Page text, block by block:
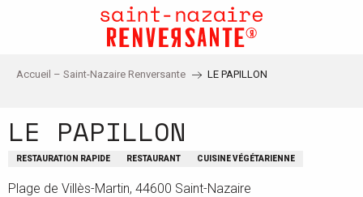
principal
Accueil – Saint-Nazaire Renversante LE PAPILLON
LE PAPILLON
RESTAURATION RAPIDE RESTAURANT CUISINE VÉGÉTARIENNE
Plage de Villès-Martin, 44600 Saint-Nazaire